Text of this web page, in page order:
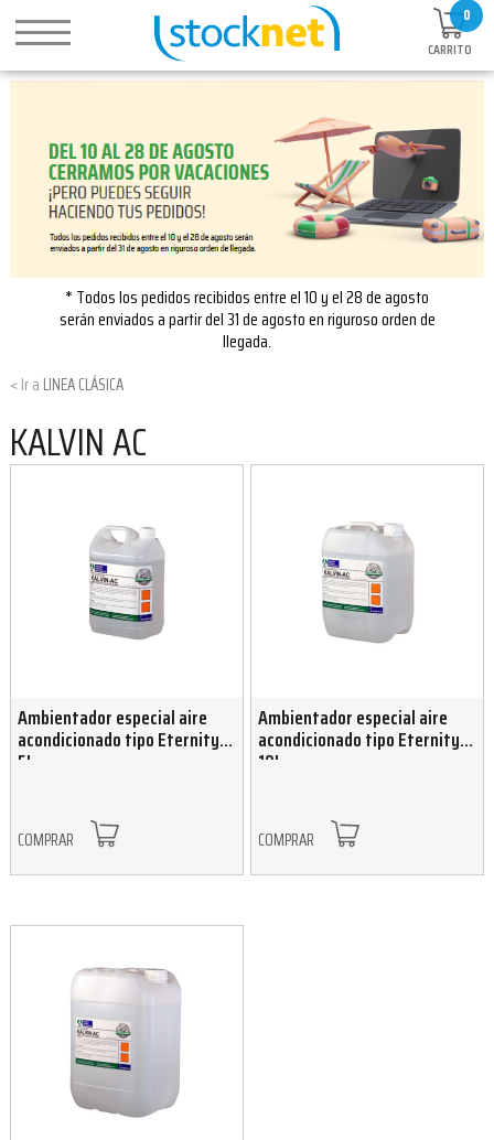
0
CARRITO
* Todos los pedidos recibidos entre el 10 y el 28 de agosto
serán enviados a partir del 31 de agosto en riguroso orden de
llegada.
LINEA CLÁSICA
KALVIN AC
Ambientador especial aire
acondicionado tipo Eternity
5L
COMPRAR
Ambientador especial aire
acondicionado tipo Eternity
10L
COMPRAR